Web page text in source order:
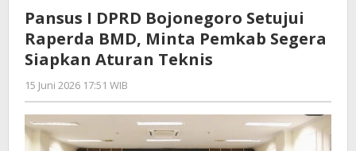
Bojonegoro
Setujui
Raperda
Siapkan
Pansus I DPRD Bojonegoro Setujui
Raperda BMD, Minta Pemkab Segera
Siapkan Aturan Teknis
15 Juni 2026 17:51 WIB
Andika
DP